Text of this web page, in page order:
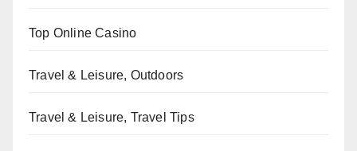
Top Online Casino
Travel & Leisure, Outdoors
Travel & Leisure, Travel Tips